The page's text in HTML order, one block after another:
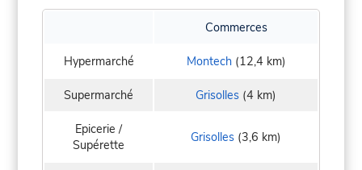
Commerces
Hypermarché Montech(12,4 km)
Supermarché Grisolles (4 km)
Epicerie /
Supérette
Grisolles (3,6 km)